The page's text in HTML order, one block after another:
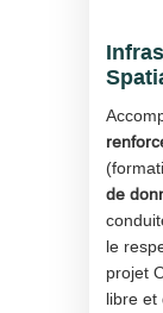
de
le
projet
libre et